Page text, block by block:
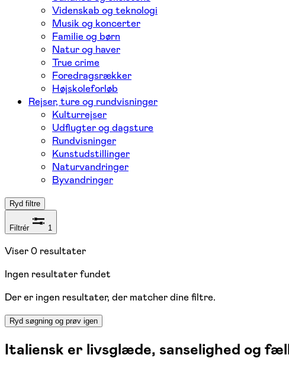
Videnskab og teknologi
Musik og koncerter
Familie og børn
Natur og haver
True crime
Foredragsrækker
Højskoleforløb
Rejser, ture og rundvisninger
Kulturrejser
Udflugter og dagsture
Rundvisninger
Kunstudstillinger
Naturvandringer
Byvandringer
Ryd filtre
Filtrér 1
Viser0 resultater
Ingen resultater fundet
Der er ingen resultater, der matcher dine filtre.
Ryd søgning og prøv igen
Italiensk er livsglæde, sanselighed og